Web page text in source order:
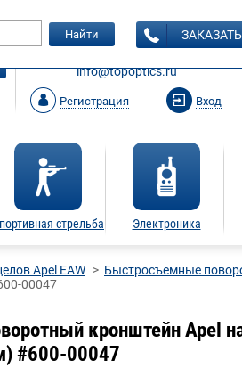
ЗАКАЗАТЬ ЗВОНОК
info@topoptics.ru
Регистрация Вход
стрельба Электроника
Найти
Apel EAW
Быстросъемные
00047
кронштейн Apel
#600-00047